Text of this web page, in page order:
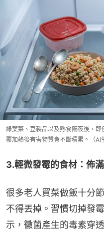
綠葉菜、豆製品以及熟食隔夜後，
覆加熱後有害物質會不斷積累。（AI
3.輕微發霉的食材：佈
很多老人買菜做飯十分
不得丟掉。習慣切掉發
示，黴菌產生的毒素穿